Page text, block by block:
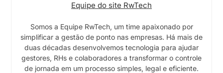
Equipe do site RwTech
Somos a Equipe RwTech, um time apaixonado por
simplificar a gestão de ponto nas empresas. Há mais de
duas décadas desenvolvemos tecnologia para ajudar
gestores, RHs e colaboradores a transformar o controle
de jornada em um processo simples, legal e eficiente.